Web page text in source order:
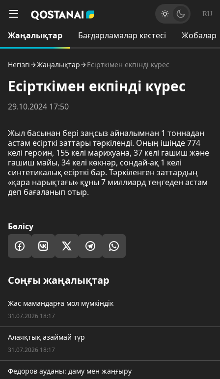
RU
Жаңалықтар Бағдарламалар кестесі Жобалар
Негізгі Жаңалықтар Есірткімен екпінді күрес
Есірткімен екпінді күрес
29.10.2024 17:50
Жыл басынан бері заңсыз айналымнан 1 тоннадан
астам есірткі заттары тәркіленді. Оның ішінде 774
келі героин, 155 келі марихуана, 37 келі гашиш және
гашиш майы, 34 келі көкнәр, сондай-ақ 1 келі
синтетикалық есірткі бар. Тәркіленген заттардың
«қара нарықтағы» құны 7 миллиард теңгеден астам
деп бағаланып отыр.
Бөлісу
Соңғы жаңалықтар
Жас мамандарға мол мүмкіндік
31.07.2026 18:17
Алаяқтық азаймай тұр
31.07.2026 18:17
Федоров ауданы: даму мен жаңғыру